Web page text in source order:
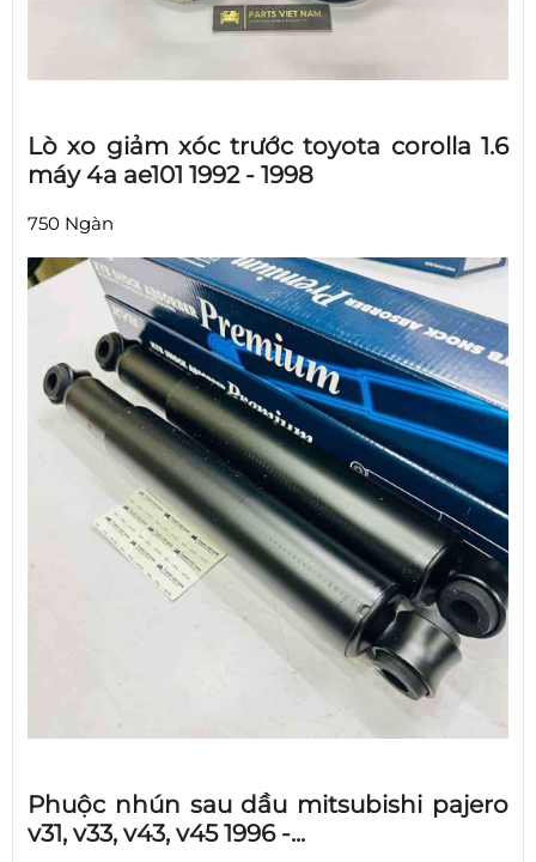
Lò xo giảm xóc trước toyota corolla 1.6
máy 4a ae101 1992 - 1998
750 Ngàn
Phuộc nhún sau dầu mitsubishi pajero
v31, v33, v43, v45 1996 -...